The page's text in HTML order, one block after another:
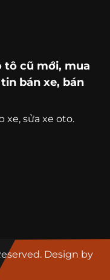
tô cũ mới, mua
bán xe, bán
xe, sửa xe oto.
Design by